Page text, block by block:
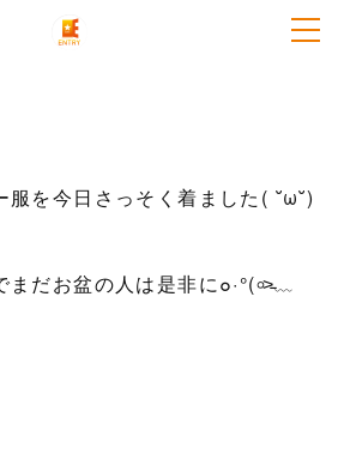
服を今日さっそく着ました( ˘ω˘)
だお盆の人は是非に๐·°(৹˃̵﹏